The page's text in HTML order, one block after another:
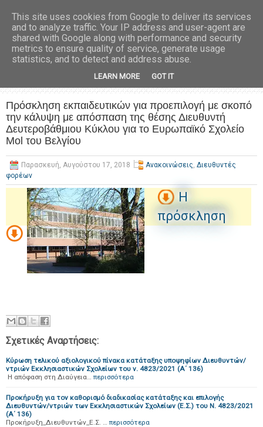
Πρόσκληση εκπαιδευτικών για προεπιλογή με σκοπό
την κάλυψη με απόσπαση της θέσης Διευθυντή
Δευτεροβάθμιου Κύκλου για το Ευρωπαϊκό Σχολείο
Mol του Βελγίου
Παρασκευή, Αυγούστου 17, 2018 Ανακοινώσεις, Διευθυντές
φορέων
H
πρόσκληση
Σχετικές Αναρτήσεις:
Κύρωση τελικού αξιολογικού πίνακα κατάταξης υποψηφίων Διευθυντών/
ντριών Εκκλησιαστικών Σχολείων του ν. 4823/2021 (Α΄ 136)
H απόφαση στη Διαύγεια… περισσότερα
Προκήρυξη για τον καθορισμό διαδικασίας κατάταξης και επιλογής
Διευθυντών/ντριών των Εκκλησιαστικών Σχολείων (Ε.Σ.) του Ν. 4823/2021
(Α΄ 136)
Προκήρυξη_Διευθυντών_Ε.Σ. … περισσότερα
This site uses cookies from Google to deliver its services
and to analyze traffic. Your IP address and user-agent are
shared with Google along with performance and security
metrics to ensure quality of service, generate usage
statistics, and to detect and address abuse.
LEARN MORE GOT IT